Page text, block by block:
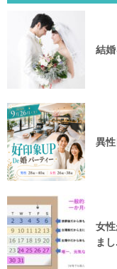
結
異
女
ま